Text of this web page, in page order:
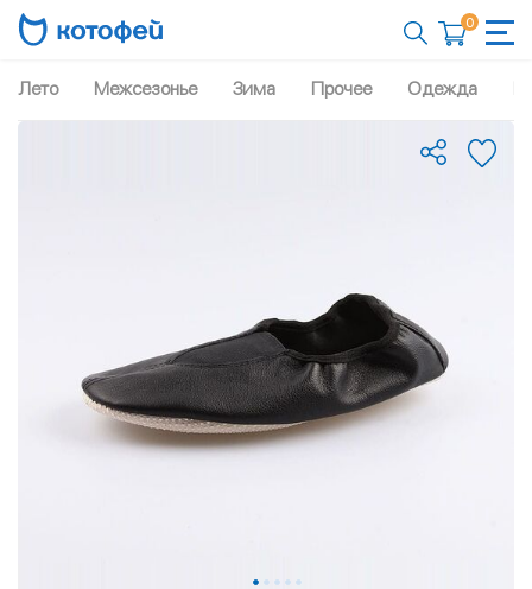
0
Лето Межсезонье Зима Прочее Одежда